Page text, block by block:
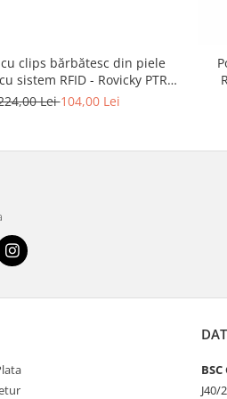
clips bărbătesc din piele
sistem RFID - Rovicky PTR-
RVT-9799 BLACK
Lei104,00 Lei
BSC
J40/